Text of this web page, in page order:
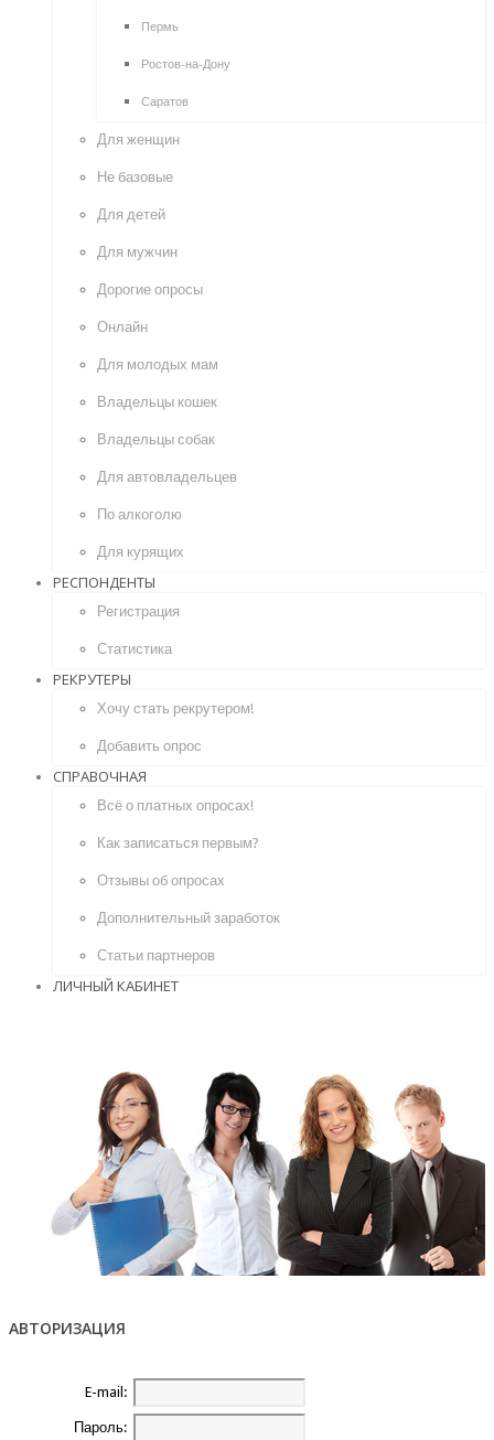
Пермь
Ростов-на-Дону
Саратов
Для женщин
Не базовые
Для детей
Для мужчин
Дорогие опросы
Онлайн
Для молодых мам
Владельцы кошек
Владельцы собак
Для автовладельцев
По алкоголю
Для курящих
РЕСПОНДЕНТЫ
Регистрация
Статистика
РЕКРУТЕРЫ
Хочу стать рекрутером!
Добавить опрос
СПРАВОЧНАЯ
Всё о платных опросах!
Как записаться первым?
Отзывы об опросах
Дополнительный заработок
Статьи партнеров
ЛИЧНЫЙ КАБИНЕТ
АВТОРИЗАЦИЯ
E-mail:
Пароль: